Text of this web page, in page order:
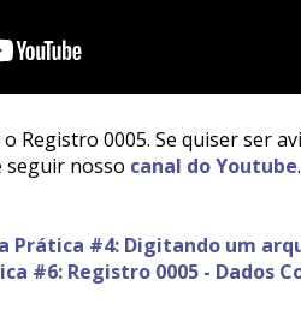
0005. Se quiser ser
seguir nosso canal do Youtube.
Prática #4: Digitando um
#6: Registro 0005 - Dados